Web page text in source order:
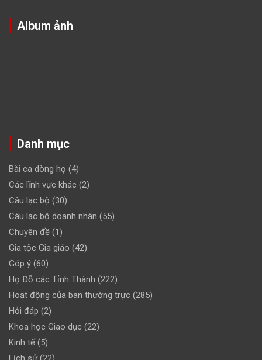
Album ảnh
Danh mục
Bài ca dòng họ (4)
Các lĩnh vực khác (2)
Câu lạc bộ (30)
Câu lạc bộ doanh nhân (55)
Chuyên đề (1)
Gia tộc Gia giáo (42)
Góp ý (60)
Họ Đỗ các Tỉnh Thành (222)
Hoạt động của ban thường trực (285)
Hỏi đáp (2)
Khoa học Giao dục (22)
Kinh tế(5)